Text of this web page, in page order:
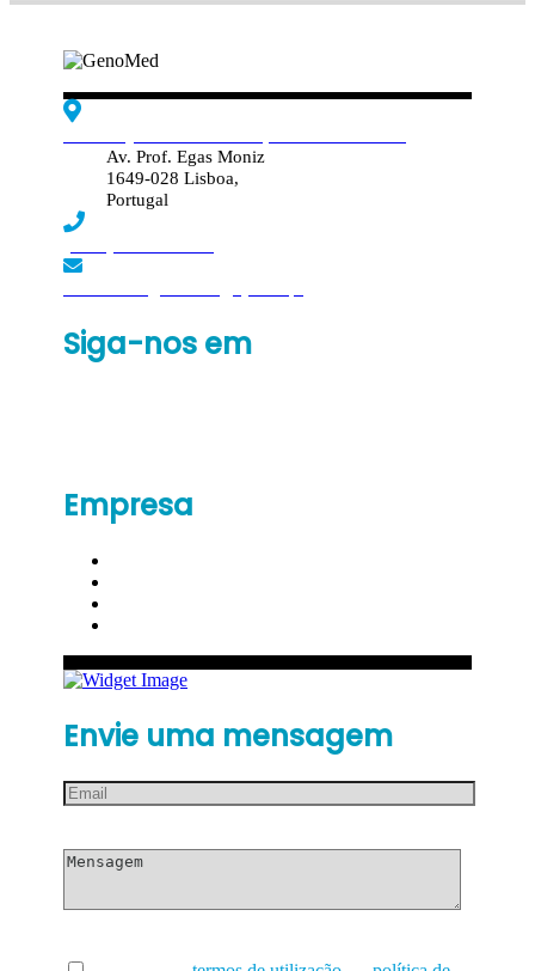
Av. Prof. Egas Moniz
1649-028 Lisboa,
Portugal
Siga-nos em
Empresa
Envie uma mensagem